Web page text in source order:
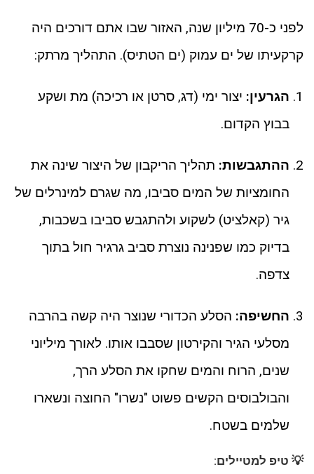
לפני כ-70 מיליון שנה, האזור שבו אתם דורכים היה
קרקעיתו של ים עמוק (ים הטתיס). התהליך מרתק:
הגרעין: יצור ימי (דג, סרטן או רכיכה) מת ושקע
בבוץ הקדום.
ההתגבשות: תהליך הריקבון של היצור שינה את
החומציות של המים סביבו, מה שגרם למינרלים של
גיר (קאלציט) לשקוע ולהתגבש סביבו בשכבות,
בדיוק כמו שפנינה נוצרת סביב גרגיר חול בתוך
צדפה.
החשיפה: הסלע הכדורי שנוצר היה קשה בהרבה
מסלעי הגיר והקירטון שסבבו אותו. לאורך מיליוני
שנים, הרוח והמים שחקו את הסלע הרך,
והבולבוסים הקשים פשוט "נשרו" החוצה ונשארו
שלמים בשטח.
💡 טיפ למטיילים: